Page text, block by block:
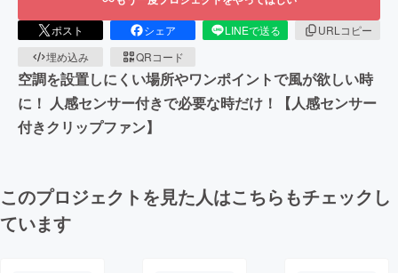
ポスト シェア LINEで送る
URLコピー
埋め込み
QRコード
空調を設置しにくい場所やワンポイントで風が欲しい時
に！ 人感センサー付きで必要な時だけ！【人感センサー
付きクリップファン】
このプロジェクトを見た人はこちらもチェックし
ています